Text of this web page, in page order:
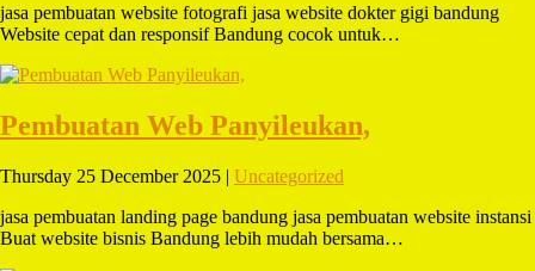
jasa pembuatan website fotografi jasa website dokter gigi bandung
Website cepat dan responsif Bandung cocok untuk…
Pembuatan Web Panyileukan,
Thursday 25 December 2025 | Uncategorized
jasa pembuatan landing page bandung jasa pembuatan website instansi
Buat website bisnis Bandung lebih mudah bersama…